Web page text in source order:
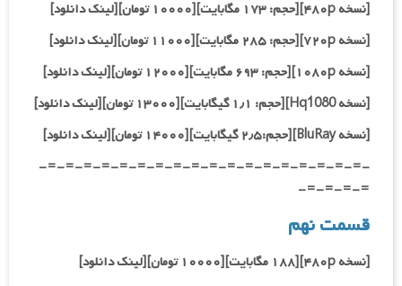
[نسخه ۴۸۰p][حجم: ۱۷۳ مگابایت][۱۰۰۰۰ تومان][لینک دانلود]
[نسخه ۷۲۰p][حجم: ۲۸۵ مگابایت][۱۱۰۰۰ تومان][لینک دانلود]
[نسخه ۱۰۸۰p][حجم: ۶۹۳ مگابایت][۱۲۰۰۰ تومان][لینک دانلود]
[نسخه Hq1080
][حجم: ۱٫۱ گیگابایت][۱۳۰۰۰ تومان][لینک دانلود]
[نسخه BluRay][حجم:۲٫۵ گیگابایت][۱۴۰۰۰ تومان][لینک دانلود]
-=-=-=-=-=-=-=-=-=-=-=-=-=-=-=-=-=-=-
=-=-=-=-
قسمت نهم
[نسخه ۴۸۰p][۱۸۸ مگابایت][۱۰۰۰۰ تومان][لینک دانلود]